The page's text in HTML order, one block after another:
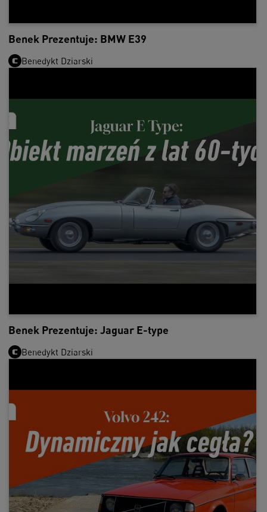
Benek Prezentuje: BMW E39
Benedykt Dziarski
Benek Prezentuje: Jaguar E-type
Benedykt Dziarski